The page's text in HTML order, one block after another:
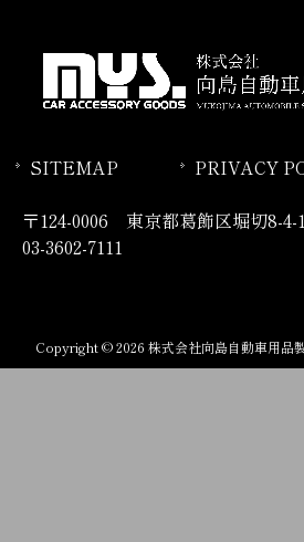
SITEMAP PRIVACY
〒124-0006 東京都葛飾区堀切8-4-
03-3602-7111
Copyright © 2026 株式会社向島自動車用品